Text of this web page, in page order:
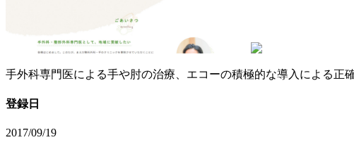
手外科専門医による手や肘の治療、エコーの積極的な導入による正
登録日
2017/09/19